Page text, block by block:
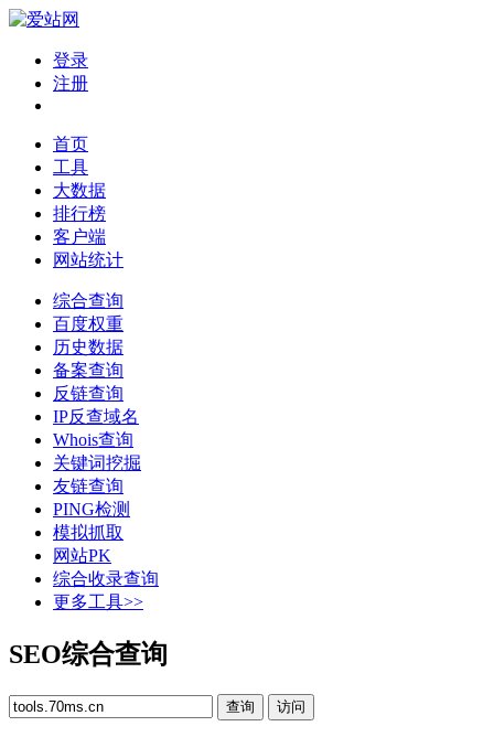
登录
注册
首页
工具
大数据
排行榜
客户端
网站统计
综合查询
百度权重
历史数据
备案查询
反链查询
IP反查域名
Whois查询
关键词挖掘
友链查询
PING检测
模拟抓取
网站PK
综合收录查询
更多工具>>
SEO综合查询